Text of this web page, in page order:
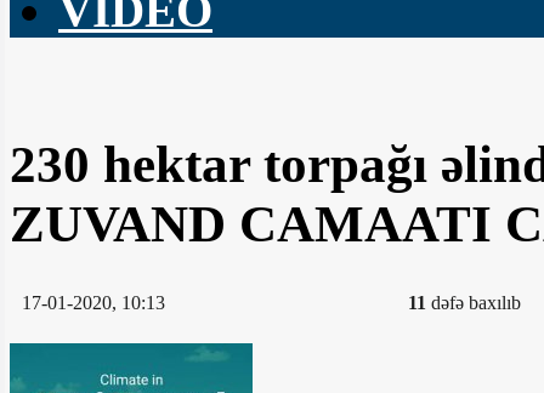
230 hektar torpağı
ZUVAND CAMAATI
17-01-2020, 10:13 11 dəfə baxılıb